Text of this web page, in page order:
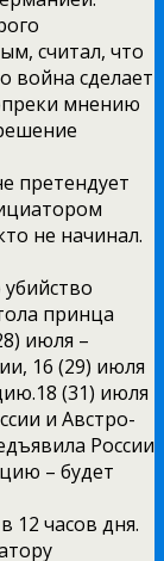
считал, что
война сделает
мнению
претендует
не начинал.
принца
июля –
16 (29) июля
(31) июля
и Австро-
России
– будет
12 часов дня.